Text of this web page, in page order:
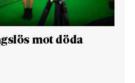
mot döda